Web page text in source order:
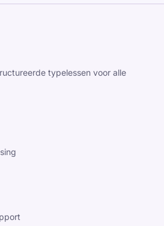
typelessen voor alle